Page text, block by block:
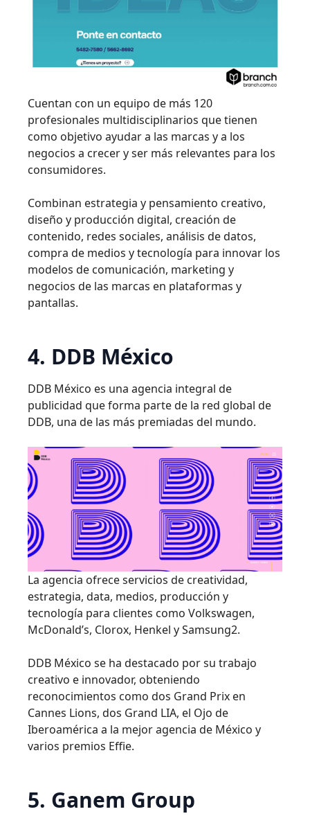
Cuentan con un equipo de más 120
profesionales multidisciplinarios que tienen
como objetivo ayudar a las marcas y a los
negocios a crecer y ser más relevantes para los
consumidores.
Combinan estrategia y pensamiento creativo,
diseño y producción digital, creación de
contenido, redes sociales, análisis de datos,
compra de medios y tecnología para innovar los
modelos de comunicación, marketing y
negocios de las marcas en plataformas y
pantallas.
4. DDB México
DDB México es una agencia integral de
publicidad que forma parte de la red global de
DDB, una de las más premiadas del mundo.
La agencia ofrece servicios de creatividad,
estrategia, data, medios, producción y
tecnología para clientes como Volkswagen,
McDonald’s, Clorox, Henkel y Samsung2.
DDB México se ha destacado por su trabajo
creativo e innovador, obteniendo
reconocimientos como dos Grand Prix en
Cannes Lions, dos Grand LIA, el Ojo de
Iberoamérica a la mejor agencia de México y
varios premios Effie.
5. Ganem Group